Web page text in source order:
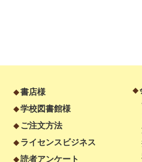
書店様
学校図書館様
ご注文方法
ライセンスビジネス
読者アンケート